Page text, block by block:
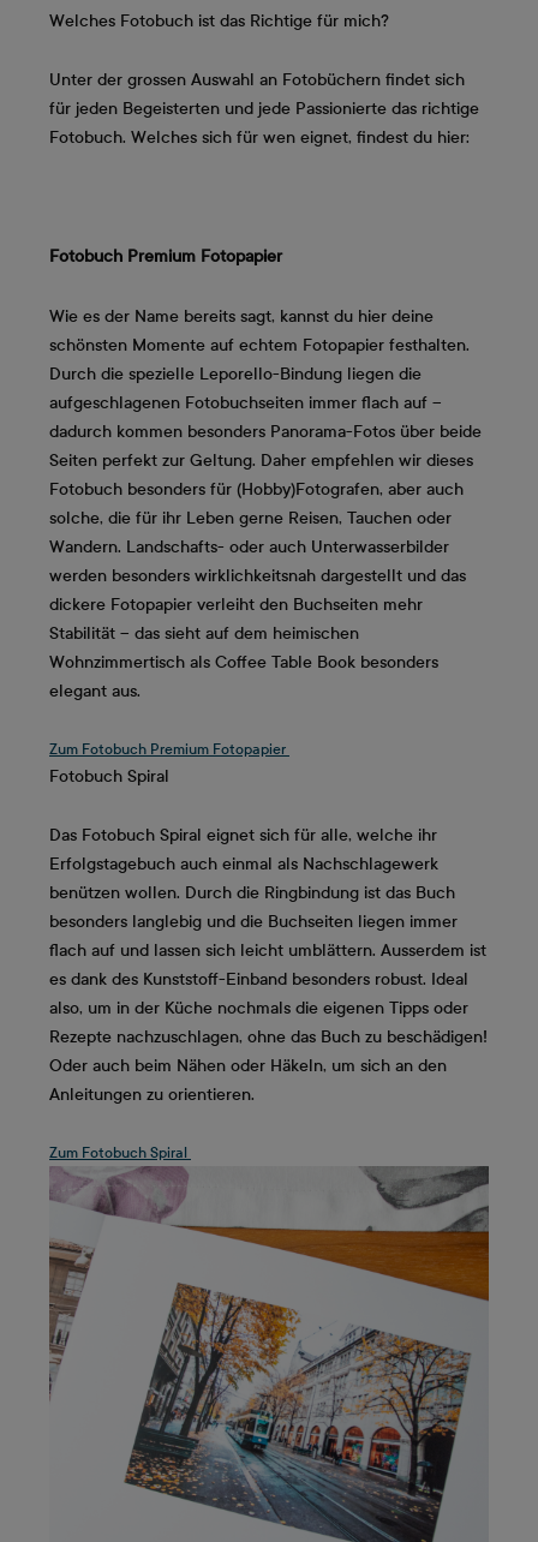
Welches Fotobuch ist das Richtige für mich?
Unter der grossen Auswahl an Fotobüchern findet sich
für jeden Begeisterten und jede Passionierte das richtige
Fotobuch. Welches sich für wen eignet, findest du hier:
Fotobuch Premium Fotopapier
Wie es der Name bereits sagt, kannst du hier deine
schönsten Momente auf echtem Fotopapier festhalten.
Durch die spezielle Leporello-Bindung liegen die
aufgeschlagenen Fotobuchseiten immer flach auf –
dadurch kommen besonders Panorama-Fotos über beide
Seiten perfekt zur Geltung. Daher empfehlen wir dieses
Fotobuch besonders für (Hobby)Fotografen, aber auch
solche, die für ihr Leben gerne Reisen, Tauchen oder
Wandern. Landschafts- oder auch Unterwasserbilder
werden besonders wirklichkeitsnah dargestellt und das
dickere Fotopapier verleiht den Buchseiten mehr
Stabilität – das sieht auf dem heimischen
Wohnzimmertisch als Coffee Table Book besonders
elegant aus.
Zum Fotobuch Premium Fotopapier
Fotobuch Spiral
Das Fotobuch Spiral eignet sich für alle, welche ihr
Erfolgstagebuch auch einmal als Nachschlagewerk
benützen wollen. Durch die Ringbindung ist das Buch
besonders langlebig und die Buchseiten liegen immer
flach auf und lassen sich leicht umblättern. Ausserdem ist
es dank des Kunststoff-Einband besonders robust. Ideal
also, um in der Küche nochmals die eigenen Tipps oder
Rezepte nachzuschlagen, ohne das Buch zu beschädigen!
Oder auch beim Nähen oder Häkeln, um sich an den
Anleitungen zu orientieren.
Zum Fotobuch Spiral